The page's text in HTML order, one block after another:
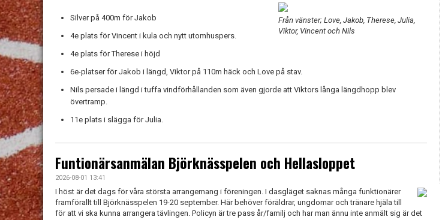
Från vänster; Love, Jakob, Therese, Julia,
Viktor, Vincent och Nils
Silver på 400m för Jakob
4e plats för Vincent i kula och nytt utomhuspers.
4e plats för Therese i höjd
6e-platser för Jakob i längd, Viktor på 110m häck och Love på stav.
Nils persade i längd i tuffa vindförhållanden som även gjorde att Viktors långa längdhopp blev
övertramp.
11e plats i slägga för Julia.
Funtionärsanmälan Björknässpelen och Hellasloppet
2026-08-01 13:41
I höst är det dags för våra största arrangemang i föreningen. I dasgläget saknas många funktionärer
framförallt till Björknässpelen 19-20 september. Här behöver föräldrar, ungdomar och tränare hjäla till
för att vi ska kunna arrangera tävlingen. Policyn är tre pass år/familj och har man ännu inte anmält sig är det